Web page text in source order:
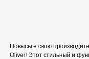
Повысьте свою
Oliver! Этот стильный и